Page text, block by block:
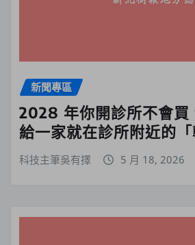
新聞專區
2028 年你開診所不會買
給一家就在診所附近的「
科技主筆吳有擇 5 月 18, 2026